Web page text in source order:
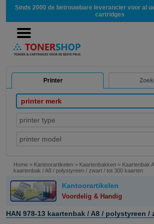
Sinds 2000 de betrouwbare leverancier voor al
cartridges
Printer
printer merk
printer type
printer model
Home > Kantoorartikelen > Kaartenbakken > Kaartenbak
kaartenbak / A8 / polystyreen / zwart / tot 300 kaarten
Kantoorartikelen
Voordelig & Handig
HAN 978-13 kaartenbak / A8 / polystyreen /